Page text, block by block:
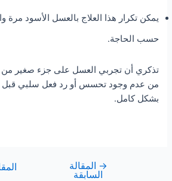
يمكن تكرار هذا العلاج بالعسل الأسود مرة
حسب الحاجة.
تذكري أن تجربي العسل على جزء صغير من
من عدم وجود تحسس أو رد فعل سلبي
بشكل كامل.
→ المقالة
السابقة